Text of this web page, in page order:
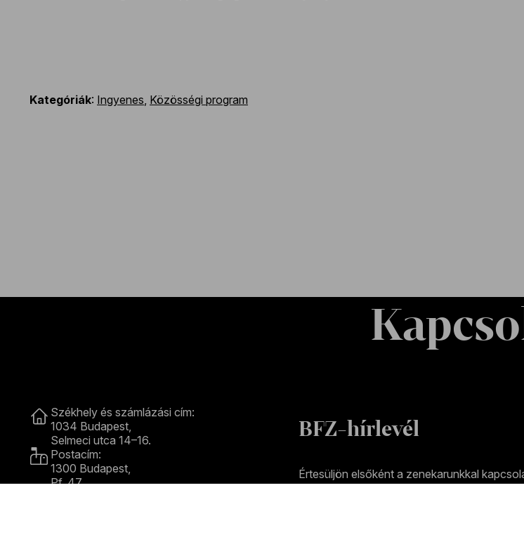
Kategóriák: Ingyenes Közösségi program
Székhely és számlázási cím:
1034 Budapest,
Selmeci utca 14–16.
Postacím:
1300 Budapest,
Pf. 47
BFZ-hírlevél
Értesüljön elsőként a zenekarunkkal